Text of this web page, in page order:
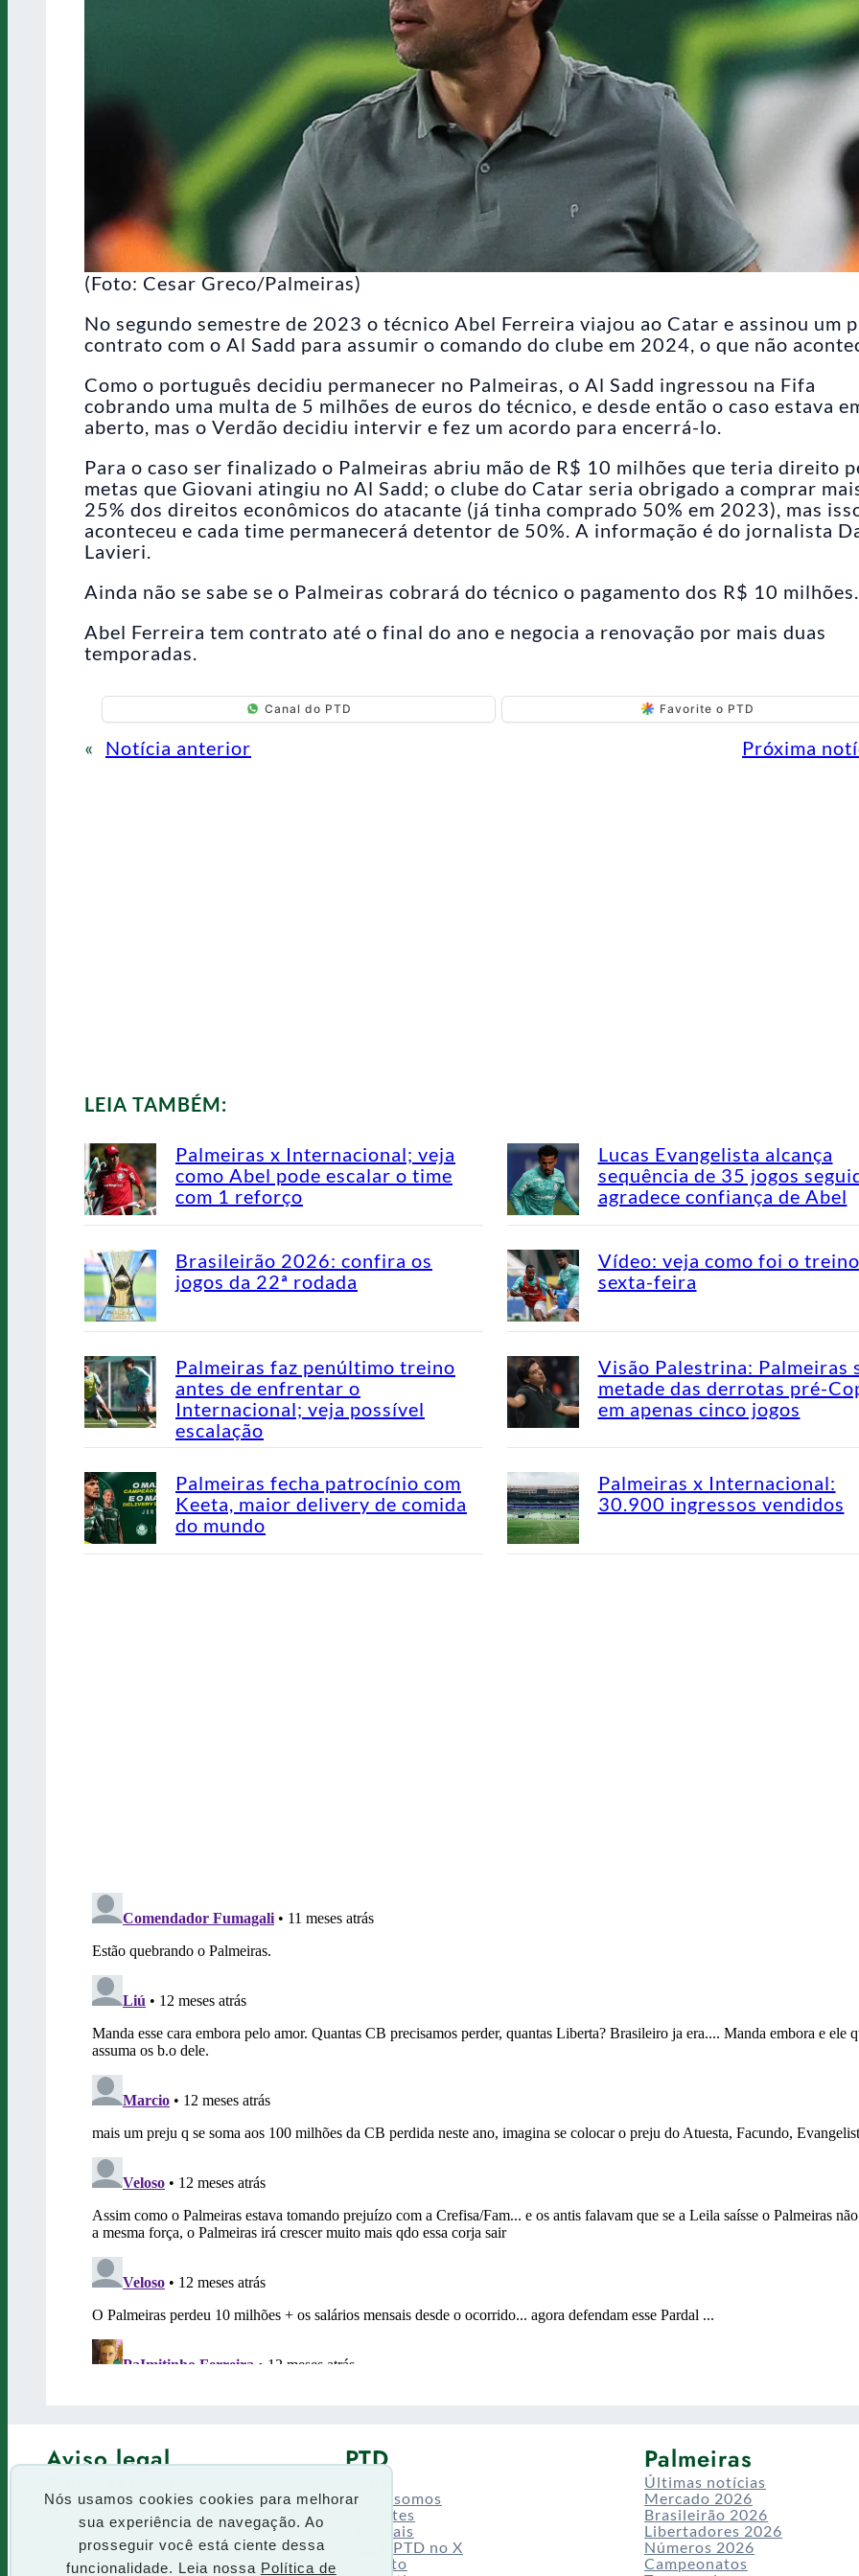
Nós usamos cookies cookies para melhorar
sua experiência de navegação. Ao
prosseguir você está ciente dessa
funcionalidade. Leia nossa Política de
(Foto: Cesar Greco/Palmeiras)
No segundo semestre de 2023 o técnico Abel Ferreira viajou ao Catar e assinou um
contrato com o Al Sadd para assumir o comando do clube em 2024, o que não
Como o português decidiu permanecer no Palmeiras, o Al Sadd ingressou na Fifa
cobrando uma multa de 5 milhões de euros do técnico, e desde então o caso estava
aberto, mas o Verdão decidiu intervir e fez um acordo para encerrá-lo.
Para o caso ser finalizado o Palmeiras abriu mão de R$ 10 milhões que teria direito
metas que Giovani atingiu no Al Sadd; o clube do Catar seria obrigado a comprar
25% dos direitos econômicos do atacante (já tinha comprado 50% em 2023), mas
aconteceu e cada time permanecerá detentor de 50%. A informação é do jornalista
Lavieri.
Ainda não se sabe se o Palmeiras cobrará do técnico o pagamento dos R$ 10 milhões.
Abel Ferreira tem contrato até o final do ano e negocia a renovação por mais duas
temporadas.
Canal do PTD Favorite o PTD
« Notícia anterior Próxima
LEIA TAMBÉM:
Palmeiras x Internacional; veja
como Abel pode escalar o time
com 1 reforço
Lucas Evangelista alcança
sequência de 35 jogos
agradece confiança de Abel
Brasileirão 2026: confira os
jogos da 22ª rodada
Vídeo: veja como foi o
sexta-feira
Palmeiras faz penúltimo treino
antes de enfrentar o
Internacional; veja possível
escalação
Visão Palestrina: Palmeiras
metade das derrotas pré-
em apenas cinco jogos
Palmeiras fecha patrocínio com
Keeta, maior delivery de comida
do mundo
Palmeiras x Internacional:
30.900 ingressos vendidos
Aviso legal
Termos de uso
PTD
Quem somos
Enquetes
Especiais
Siga o PTD no X
Contato
Palmeiras
Últimas notícias
Mercado 2026
Brasileirão 2026
Libertadores 2026
Números 2026
Campeonatos